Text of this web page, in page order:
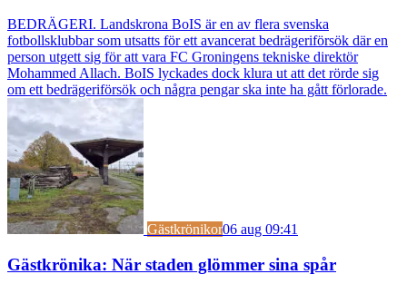
BEDRÄGERI. Landskrona BoIS är en av flera svenska
fotbollsklubbar som utsatts för ett avancerat bedrägeriförsök där en
person utgett sig för att vara FC Groningens tekniske direktör
Mohammed Allach. BoIS lyckades dock klura ut att det rörde sig
om ett bedrägeriförsök och några pengar ska inte ha gått förlorade.
Gästkrönikor06 aug 09:41
Gästkrönika: När staden glömmer sina spår